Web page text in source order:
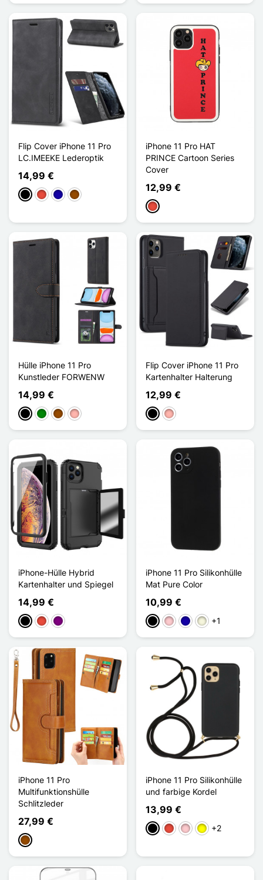
Flip Cover iPhone 11 Pro
LC.IMEEKE Lederoptik
14,99 €
Schwarz
Rot Dunkelblau
Braun
iPhone 11 Pro HAT
PRINCE Cartoon Series
Cover
12,99 €
Rot
Hülle iPhone 11 Pro
Kunstleder FORWENW
14,99 €
Schwarz
GrünBraunRoségold
Flip Cover iPhone 11 Pro
Kartenhalter Halterung
12,99 €
SchwarzRoségold
iPhone-Hülle Hybrid
Kartenhalter und Spiegel
14,99 €
Schwarz
Rot Violett
iPhone 11 Pro Silikonhülle
Mat Pure Color
10,99 €
Schwarz
PinkDunkelblau
Beige
+1
iPhone 11 Pro
Multifunktionshülle
Schlitzleder
27,99 €
Braun
iPhone 11 Pro Silikonhülle
und farbige Kordel
13,99 €
Schwarz
Rot PinkGelb+2